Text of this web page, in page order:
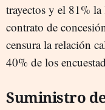
trayectos y el 81%
contrato de
censura la relación
40% de los
Suministro